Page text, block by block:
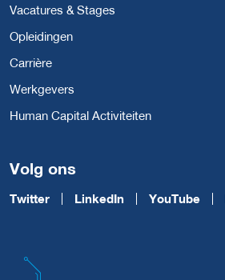
Vacatures & Stages
Opleidingen
Carrière
Werkgevers
Human Capital Activiteiten
Volg ons
Twitter LinkedIn YouTube